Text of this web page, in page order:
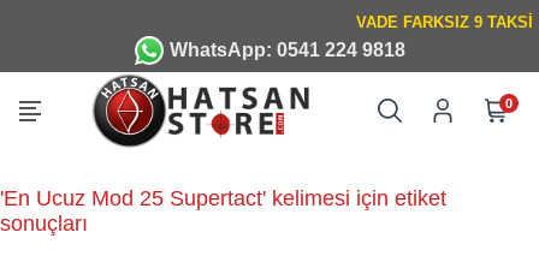
WhatsApp: 0541 224 9818
0
'En Ucuz Mod 25 Supertact' kelimesi için etiket
sonuçları